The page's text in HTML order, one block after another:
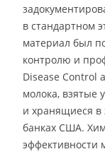
в стандартном
материал был
контролю и
Disease Control
молока, взятые
и хранящиеся
банках США.
эффективности